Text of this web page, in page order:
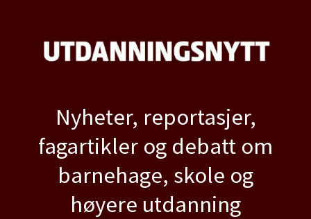
Nyheter, reportasjer,
fagartikler og debatt om
barnehage, skole og
høyere utdanning